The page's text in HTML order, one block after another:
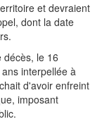
et devraient
dont la date
décès, le 16
interpellée à
d'avoir enfreint
imposant